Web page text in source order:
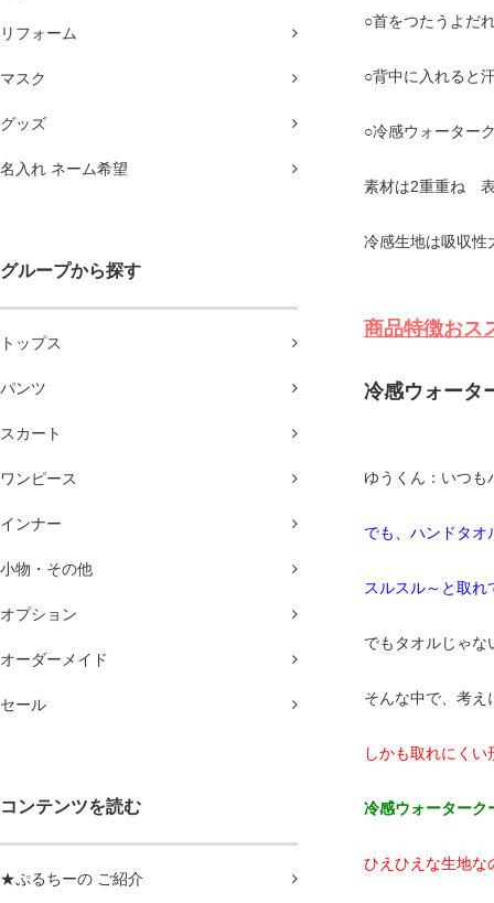
リフォーム
マスク
グッズ
名入れ ネーム希望
グループから探す
トップス
パンツ
スカート
ワンピース
インナー
小物・その他
オプション
オーダーメイド
セール
コンテンツを読む
★ぷるちーの ご紹介
○首をつたうよだ
○背中に入れると
○冷感ウォーター
素材は2重重ね
冷感生地は吸収性
商品特
冷感ウォータ
ゆうくん：いつも
でも、ハンドタオ
スルスル～と取
でもタオルじゃな
そんな中で、考え
しかも取れにく
冷感ウォーターク
ひえひえな生地な